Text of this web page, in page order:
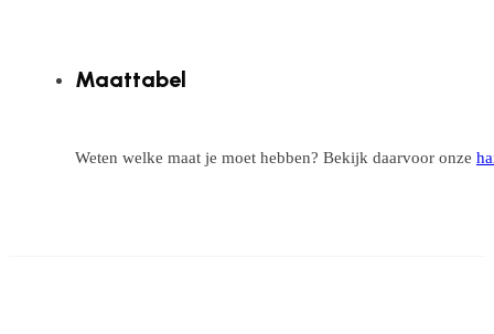
Maattabel
Weten welke maat je moet hebben? Bekijk daarvoor onze